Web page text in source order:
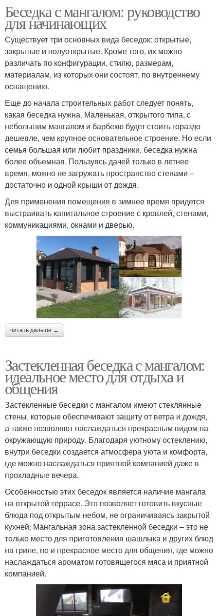
Беседка с мангалом: руководство
для начинающих
Существует три основных вида беседок: открытые,
закрытые и полуоткрытые. Кроме того, их можно
различать по конфигурации, стилю, размерам,
материалам, из которых они состоят, по внутреннему
оснащению.
Еще до начала строительных работ следует понять,
какая беседка нужна. Маленькая, открытого типа, с
небольшим мангалом и барбекю будет стоить гораздо
дешевле, чем крупное основательное строение. Но если
семья большая или любит праздники, беседка нужна
более объемная. Пользуясь дачей только в летнее
время, можно не загружать пространство стенами –
достаточно и одной крыши от дождя.
Для применения помещения в зимнее время придется
выстраивать капитальное строение с кровлей, стенами,
коммуникациями, окнами и дверью.
читать дальше →
Застекленная беседка с мангалом:
идеальное место для отдыха и
общения
Застекленные беседки с мангалом имеют стеклянные
стены, которые обеспечивают защиту от ветра и дождя,
а также позволяют наслаждаться прекрасным видом на
окружающую природу. Благодаря уютному остеклению,
внутри беседки создается атмосфера уюта и комфорта,
где можно наслаждаться приятной компанией даже в
прохладные вечера.
Особенностью этих беседок является наличие мангала
на открытой террасе. Это позволяет готовить вкусные
блюда под открытым небом, не ограничиваясь закрытой
кухней. Мангальная зона застекленной беседки – это не
только место для приготовления шашлыка и других блюд
на гриле, но и прекрасное место для общения, где можно
наслаждаться ароматом готовящегося мяса и приятной
компанией.